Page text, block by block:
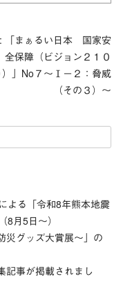
「まぁるい日本 国家安
全保障（ビジョン２１０
）」No７～Ⅰ－２：脅威
（その３）～
よる「令和8年熊本地震
月5日～）
災グッズ⼤賞展〜」の
記事が掲載されまし